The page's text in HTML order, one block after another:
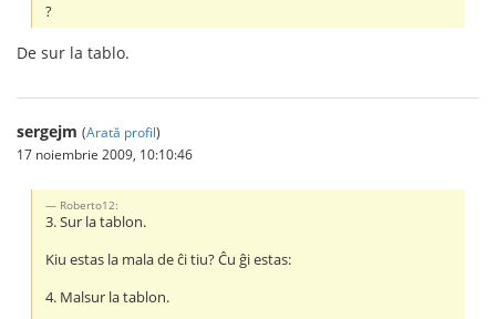
?
De sur la tablo.
sergejm (Arată profil)
17 noiembrie 2009, 10:10:46
Roberto12:
3. Sur la tablon.
Kiu estas la mala de ĉi tiu? Ĉu ĝi estas:
4. Malsur la tablon.